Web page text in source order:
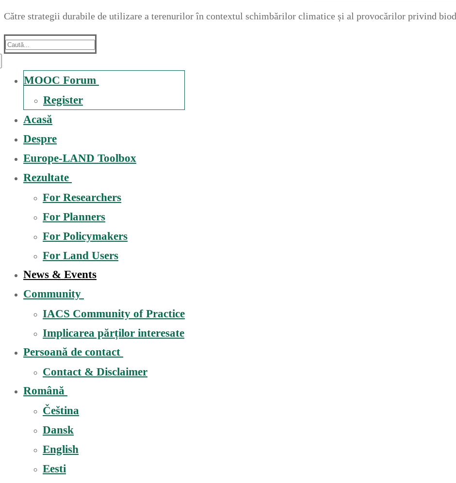
Către strategii durabile de utilizare a terenurilor în contextul schimbărilor climatice și al provocărilor privind
Suche
MOOC Forum
Register
Acasă
Despre
Europe-LAND Toolbox
Rezultate
For Researchers
For Planners
For Policymakers
For Land Users
News & Events
Community
IACS Community of Practice
Implicarea părților interesate
Persoană de contact
Contact & Disclaimer
Română
Čeština
Dansk
English
Eesti